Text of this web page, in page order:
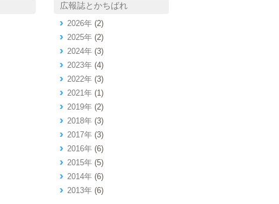
広報誌とかちばれ
2026年 (2)
2025年 (2)
2024年 (3)
2023年 (4)
2022年 (3)
2021年 (1)
2019年 (2)
2018年 (3)
2017年 (3)
2016年 (6)
2015年 (5)
2014年 (6)
2013年 (6)